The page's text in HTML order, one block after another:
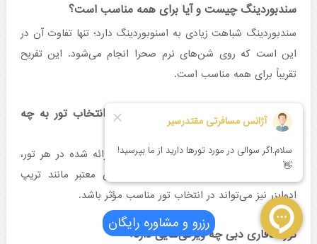
سندبوردینگ چیست و آیا برای همه مناسب است؟
سندبوردینگ شباهت زیادی به اسنوبوردینگ دارد؛ تنها تفاوت آن در
این است که روی شن‌های نرم صحرا انجام می‌شود. این تفریح
تقریباً برای همه مناسب است.
در بررسی تفریحات کویری دبی و هنگام انتخاب تور به چه
نکاتی باید توجه کنیم؟
علاوه بر مقایسه قیمت، خدمات و امکانات ارائه شده در هر تور،
بررسی نظرات گردشگران قبلی در پلتفرم‌های معتبر مانند تریپ
ادوایزر نیز می‌تواند در انتخاب تور مناسب مؤثر باشد.
تور سافاری دبی چه ویژگی‌هایی دارد؟
رزرو و مشاوره رایگان